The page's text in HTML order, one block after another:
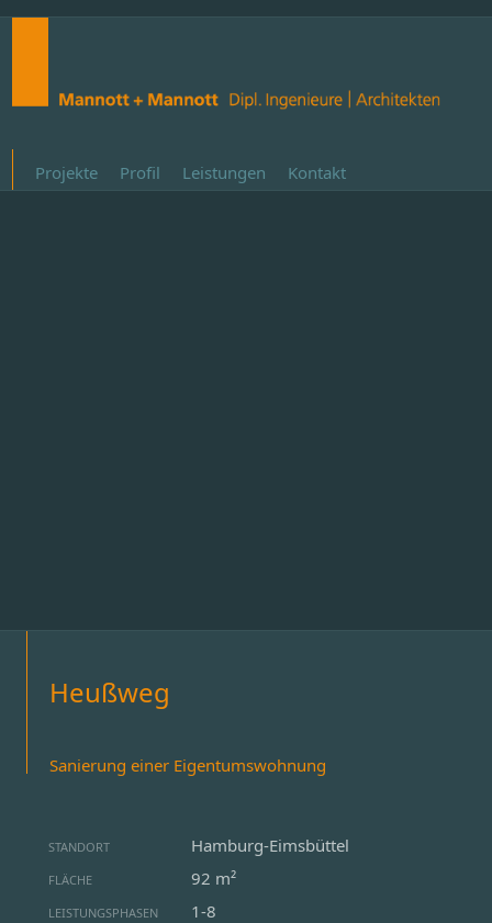
Projekte Profil Leistungen Kontakt
Heußweg
Sanierung einer Eigentumswohnung
STANDORT Hamburg-Eimsbüttel
FLÄCHE 92 m²
LEISTUNGSPHASEN 1-8